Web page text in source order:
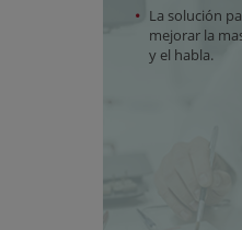
La solución
mejorar la
y el habla.